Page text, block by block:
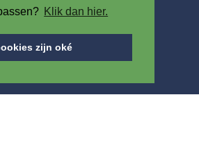
Klik dan hier.
zijn oké